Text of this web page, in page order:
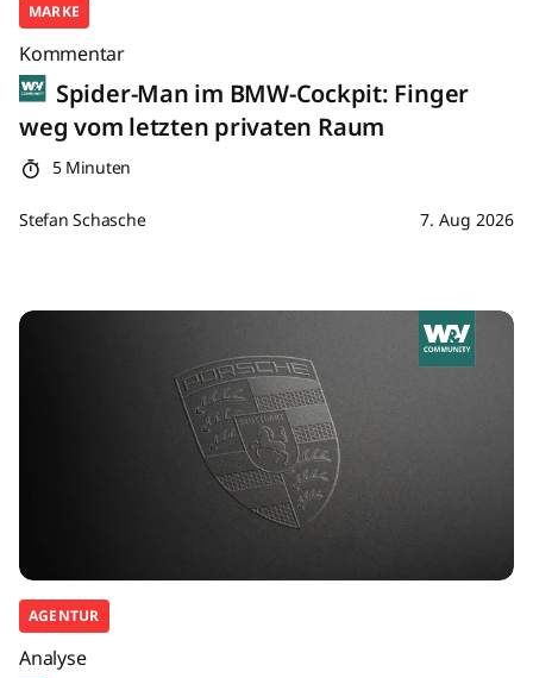
MARKE
Kommentar
Spider-Man im BMW-Cockpit: Finger
weg vom letzten privaten Raum
5 Minuten
Stefan Schasche 7. Aug 2026
AGENTUR
Analyse